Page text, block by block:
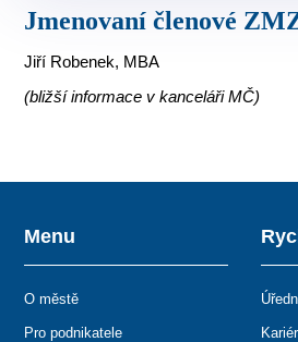
Jmenovaní členové
Jiří Robenek, MBA
(bližší informace v kanceláři MČ)
Menu
O městě
Pro podnikatele